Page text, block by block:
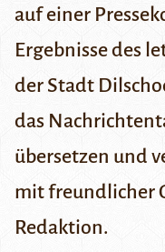
auf einer
Ergebnisse des
der Stadt
das
übersetzen und
mit freundlicher
Redaktion.